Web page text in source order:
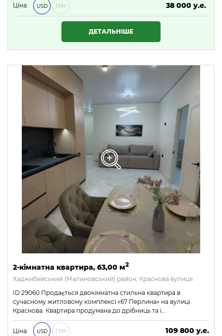
Ціна: USD ГРН
38 000 у.е.
1 634 000 ₴
ДЕТАЛЬНІШЕ
2-кімнатна квартира, 63,00 м2
Хаджибейський (Малиновський) район, Краснова вулиця
ID 29060 Продається двокімнатна стильна квартира в
сучасному житловому комплексі «67 Перлина» на вулиці
Краснова. Квартира продумана до дрібниць та і…
Ціна: USD ГРН
109 800 у.е.